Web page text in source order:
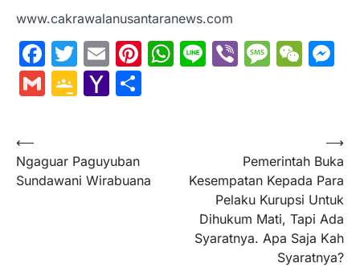
www.cakrawalanusantaranews.com
Facebook
Twitter
EmailPinterest
WhatsApp
LineViber
GmailGoogle
Yahoo
Navigasi
pos
⟵
Ngaguar Paguyuban
Sundawani Wirabuana
Pemerintah Buka
Kesempatan Kepada Para
Pelaku Kurupsi Untuk
Dihukum Mati, Tapi Ada
Syaratnya. Apa Saja Kah
Syaratnya?
⟶